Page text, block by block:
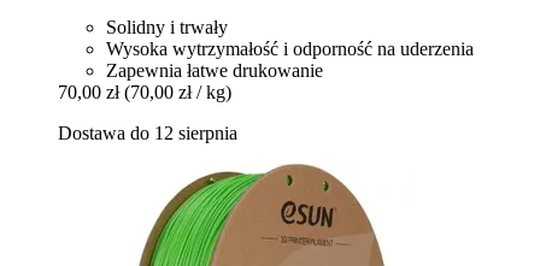
Solidny i trwały
Wysoka wytrzymałość i odporność na uderzenia
Zapewnia łatwe drukowanie
70,00 zł (70,00 zł / kg)
Dostawa do 12 sierpnia